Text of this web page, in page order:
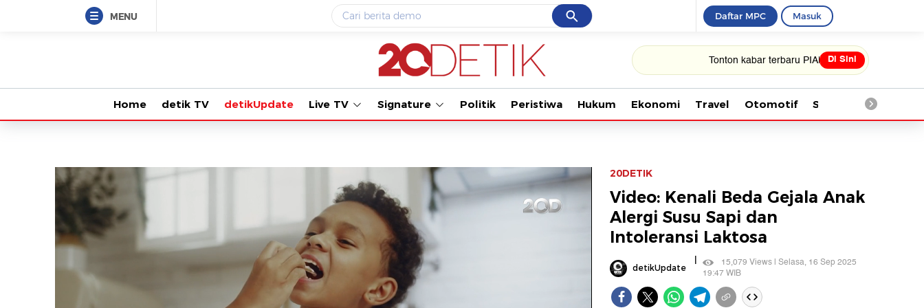
MENU Cancel
Yang sedang ramai dicari
data live draw sgp
#3prabowo
#5demo
Promoted
Terakhir yang dicari
Loading...
Daftar MPC Masuk
Tonton kabar terbaru PIALA DUNIA 2026Di Sini
Home detik TV detikUpdate Live TV Signature Politik Peristiwa Hukum Ekonomi Travel Otomotif Saintek
20DETIK
Video: Kenali Beda Gejala Anak
Alergi Susu Sapi dan
Intoleransi Laktosa
detikUpdate |
15,079 Views | Selasa, 16 Sep 2025
19:47 WIB